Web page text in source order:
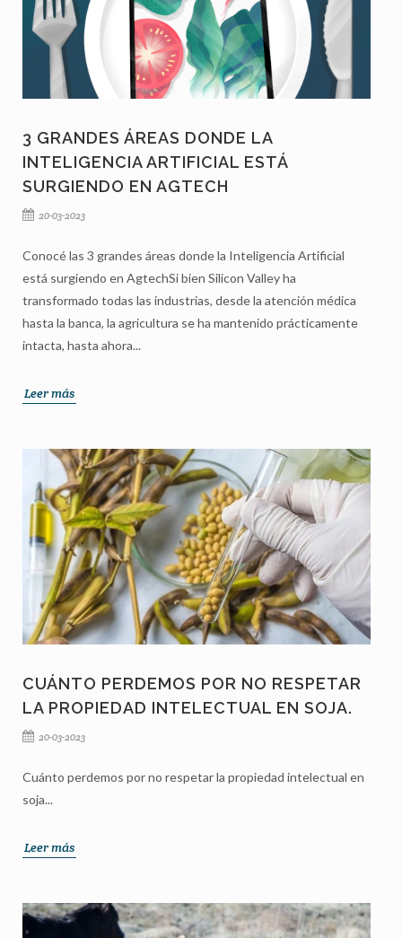
3 GRANDES ÁREAS DONDE LA
INTELIGENCIA ARTIFICIAL ESTÁ
SURGIENDO EN AGTECH
20-03-2023
Conocé las 3 grandes áreas donde la Inteligencia Artificial
está surgiendo en AgtechSi bien Silicon Valley ha
transformado todas las industrias, desde la atención médica
hasta la banca, la agricultura se ha mantenido prácticamente
intacta, hasta ahora...
Leer más
CUÁNTO PERDEMOS POR NO RESPETAR
LA PROPIEDAD INTELECTUAL EN SOJA.
20-03-2023
Cuánto perdemos por no respetar la propiedad intelectual en
soja...
Leer más